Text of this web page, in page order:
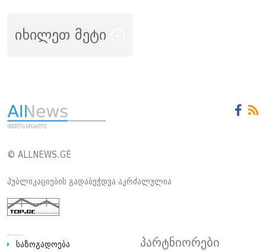
იხილეთ მეტი
© ALLNEWS.GE
პუბლიკაციების გადაბეჭდვა აკრძალულია
საზოგადოება პარტნიორები